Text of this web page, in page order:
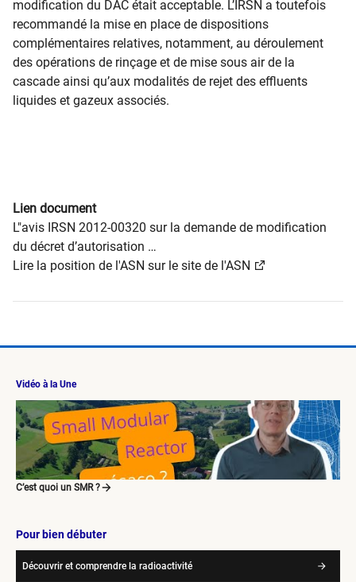
modification du DAC était acceptable. L’IRSN a toutefois
recommandé la mise en place de dispositions
complémentaires relatives, notamment, au déroulement
des opérations de rinçage et de mise sous air de la
cascade ainsi qu’aux modalités de rejet des effluents
liquides et gazeux associés.
Lien document
L"avis IRSN 2012-00320 sur la demande de modification
du décret d’autorisation …
Lire la position de l'ASN sur le site de l'ASN
Vidéo à la Une
C’est quoi un SMR ?
Pour bien débuter
Découvrir et comprendre la radioactivité